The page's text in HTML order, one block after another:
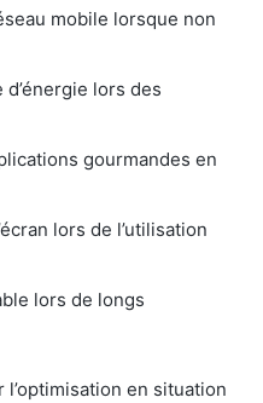
mobile lorsque non
lors des
gourmandes en
lors de l’utilisation
lors de longs
en situation